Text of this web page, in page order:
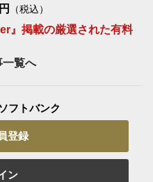
（税込）
』掲載の厳選された有料
一覧へ
フトバンク
登録
ン